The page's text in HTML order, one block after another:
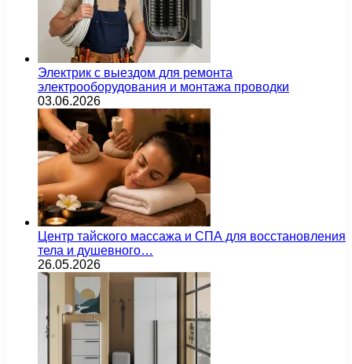
Электрик с выездом для ремонта
электрооборудования и монтажа проводки
03.06.2026
Центр тайского массажа и СПА для восстановления
тела и душевного…
26.05.2026